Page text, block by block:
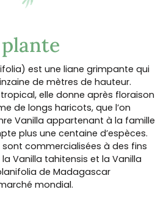
est une liane grimpante qui
de mètres de hauteur.
elle donne après floraison
de longs haricots, que l’on
Vanilla appartenant à la famille
plus une centaine d’espèces.
commercialisées à des fins
Vanilla tahitensis et la Vanilla
de Madagascar
mondial.